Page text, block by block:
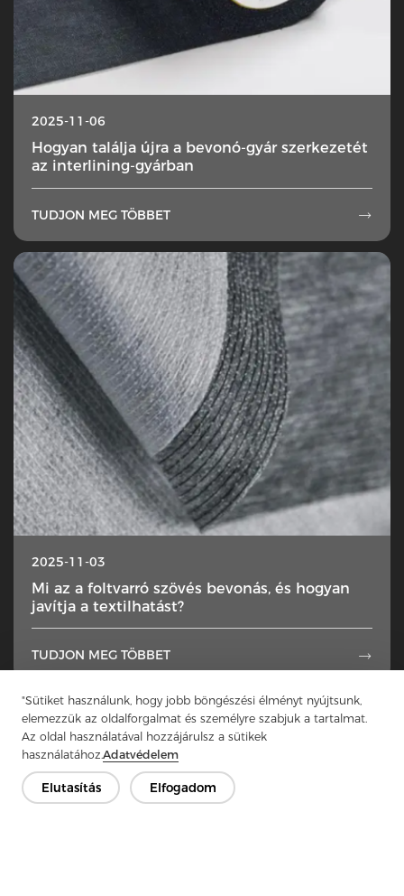
"Sütiket használunk, hogy jobb böngészési élményt nyújtsunk,
elemezzük az oldalforgalmat és személyre szabjuk a tartalmat.
Az oldal használatával hozzájárulsz a sütikek
használatához.Adatvédelem
Elutasítás Elfogadom
2025-11-06
Hogyan találja újra a bevonó-gyár szerkezetét
az interlining-gyárban
TUDJON MEG TÖBBET 
2025-11-03
Mi az a foltvarró szövés bevonás, és hogyan
javítja a textilhatást?
TUDJON MEG TÖBBET 
1 ... 3 4 5 6 7 ... 50